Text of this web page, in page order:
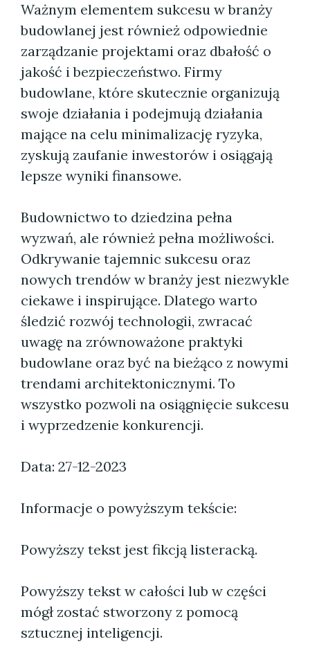
Ważnym elementem sukcesu w branży
budowlanej jest również odpowiednie
zarządzanie projektami oraz dbałość o
jakość i bezpieczeństwo. Firmy
budowlane, które skutecznie organizują
swoje działania i podejmują działania
mające na celu minimalizację ryzyka,
zyskują zaufanie inwestorów i osiągają
lepsze wyniki finansowe.
Budownictwo to dziedzina pełna
wyzwań, ale również pełna możliwości.
Odkrywanie tajemnic sukcesu oraz
nowych trendów w branży jest niezwykle
ciekawe i inspirujące. Dlatego warto
śledzić rozwój technologii, zwracać
uwagę na zrównoważone praktyki
budowlane oraz być na bieżąco z nowymi
trendami architektonicznymi. To
wszystko pozwoli na osiągnięcie sukcesu
i wyprzedzenie konkurencji.
Data: 27-12-2023
Informacje o powyższym tekście:
Powyższy tekst jest fikcją listeracką.
Powyższy tekst w całości lub w części
mógł zostać stworzony z pomocą
sztucznej inteligencji.